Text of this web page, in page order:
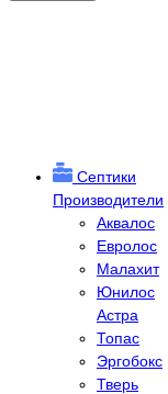
Септики
Производители
Аквалос
Евролос
Малахит
Юнилос
Астра
Топас
Эргобокс
Тверь